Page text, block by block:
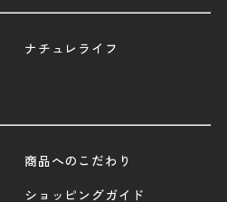
ナチュレライフ
商品へのこだわり
ショッピングガイド